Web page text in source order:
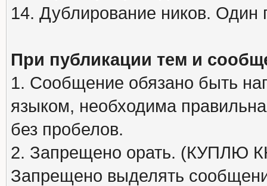
14. Дублирование ников. Один
При публикации тем и
1. Сообщение обязано быть
языком, необходима
без пробелов.
2. Запрещено орать. (КУПЛЮ
Запрещено выделять